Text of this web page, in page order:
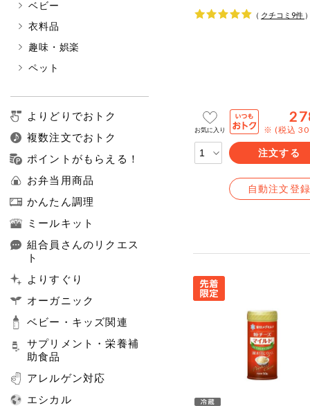
ベビー
衣料品
趣味・娯楽
ペット
よりどりでおトク
複数注文でおトク
ポイントがもらえる！
お弁当用商品
かんたん調理
ミールキット
組合員さんのリクエス
ト
よりすぐり
オーガニック
ベビー・キッズ関連
サプリメント・栄養補
助食品
アレルゲン対応
エシカル
（ クチコミ 9件
お気に入り ※ (税込
注文する
自動注文登録